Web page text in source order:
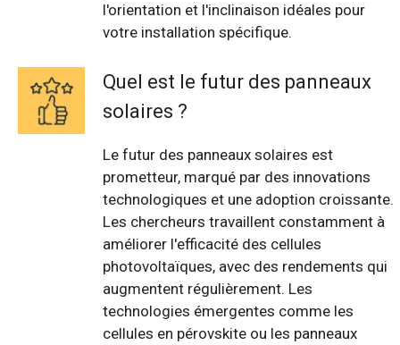
l'orientation et l'inclinaison idéales pour
votre installation spécifique.
Quel est le futur des panneaux
solaires ?
Le futur des panneaux solaires est
prometteur, marqué par des innovations
technologiques et une adoption croissante.
Les chercheurs travaillent constamment à
améliorer l'efficacité des cellules
photovoltaïques, avec des rendements qui
augmentent régulièrement. Les
technologies émergentes comme les
cellules en pérovskite ou les panneaux